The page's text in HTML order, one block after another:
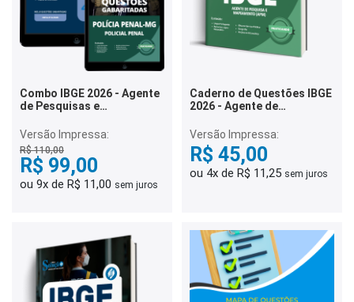
Combo IBGE 2026 - Agente
de Pesquisas e
Versão Impressa:
R$ 110,00
R$ 99,00
ou 9x de R$ 11,00 sem juros
Caderno de Questões IBGE
2026 - Agente de
(APM) - 500 Questões
Gabaritadas
Versão Impressa:
R$ 45,00
ou 4x de R$ 11,25 sem juros